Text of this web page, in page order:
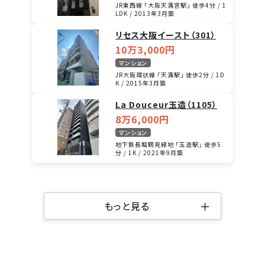
JR東西線 「大阪天満宮駅」 徒歩4分 / 1
LDK / 2013年3月築
リセス大阪イースト（301）
10万3,000円
マンション
JR大阪環状線 「天満駅」 徒歩2分 / 1D
K / 2015年3月築
La Douceur玉造（1105）
8万6,000円
マンション
地下鉄長堀鶴見緑地 「玉造駅」 徒歩5
分 / 1K / 2021年9月築
もっと見る ＋